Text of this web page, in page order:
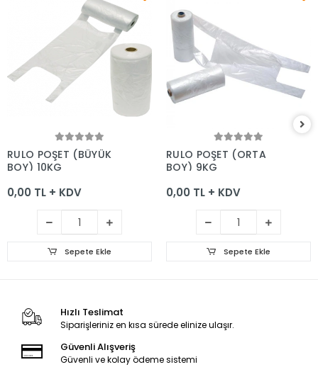
Sepete Ekle
RULO POŞET (BÜYÜK
BOY) 10KG
0,00 TL + KDV
Sepete Ekle
Sepete Ekle
RULO POŞET (ORTA
BOY) 9KG
0,00 TL + KDV
Sepete Ekle
Hızlı Teslimat
Siparişleriniz en kısa sürede elinize ulaşır.
Güvenli Alışveriş
Güvenli ve kolay ödeme sistemi